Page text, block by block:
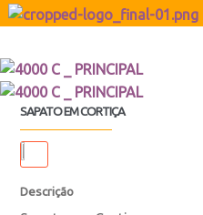
Ir para a navegação
Saltar para o conteúdo
SAPATO EM CORTIÇA
Descrição